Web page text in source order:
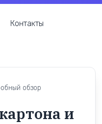
Контакты
обзор
и